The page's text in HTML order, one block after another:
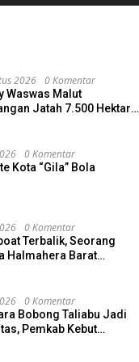
2026 0 Komentar
Waswas Malut
Jatah 7.500 Hektare
0 Komentar
Kota “Gila” Bola
0 Komentar
Terbalik, Seorang
Halmahera Barat
0 Komentar
Bobong Taliabu Jadi
Pemkab Kebut